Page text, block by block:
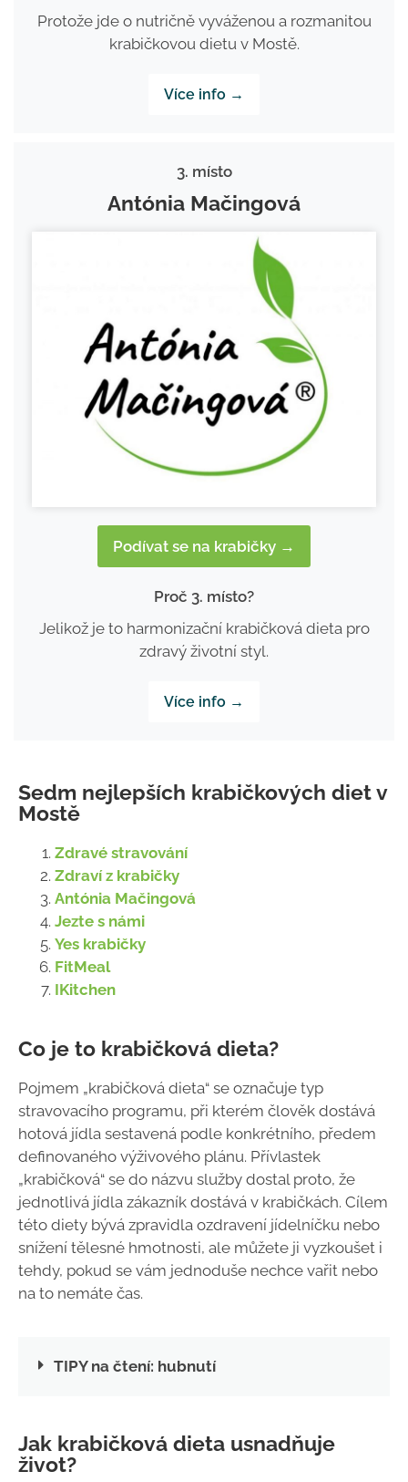
Protože jde o nutričně vyváženou a rozmanitou
krabičkovou dietu v Mostě.
Více info →
3. místo
Antónia Mačingová
Podívat se na krabičky →
Proč 3. místo?
Jelikož je to harmonizační krabičková dieta pro
zdravý životní styl.
Více info →
Sedm nejlepších krabičkových diet v
Mostě
Zdravé stravování
Zdraví z krabičky
Antónia Mačingová
Jezte s námi
Yes krabičky
FitMeal
IKitchen
Co je to krabičková dieta?
Pojmem „krabičková dieta“ se označuje typ
stravovacího programu, při kterém člověk dostává
hotová jídla sestavená podle konkrétního, předem
definovaného výživového plánu. Přívlastek
„krabičková“ se do názvu služby dostal proto, že
jednotlivá jídla zákazník dostává v krabičkách. Cílem
této diety bývá zpravidla ozdravení jídelníčku nebo
snížení tělesné hmotnosti, ale můžete ji vyzkoušet i
tehdy, pokud se vám jednoduše nechce vařit nebo
na to nemáte čas.
TIPY na čtení: hubnutí
Jak krabičková dieta usnadňuje
život?